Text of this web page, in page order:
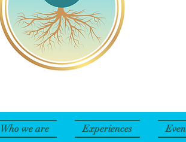
Who we are Experiences